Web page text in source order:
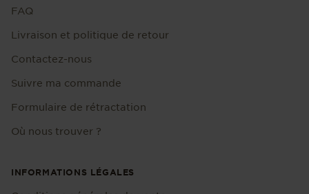
FAQ
Livraison et politique de retour
Contactez-nous
Suivre ma commande
Formulaire de rétractation
Où nous trouver ?
INFORMATIONS LÉGALES